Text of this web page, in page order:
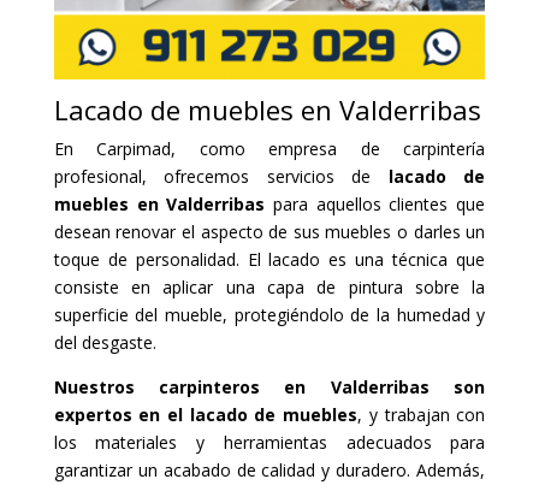
Lacado de muebles en Valderribas
En Carpimad, como empresa de carpintería
profesional, ofrecemos servicios de lacado de
muebles en Valderribas para aquellos clientes que
desean renovar el aspecto de sus muebles o darles un
toque de personalidad. El lacado es una técnica que
consiste en aplicar una capa de pintura sobre la
superficie del mueble, protegiéndolo de la humedad y
del desgaste.
Nuestros carpinteros en Valderribas son
expertos en el lacado de muebles, y trabajan con
los materiales y herramientas adecuados para
garantizar un acabado de calidad y duradero. Además,